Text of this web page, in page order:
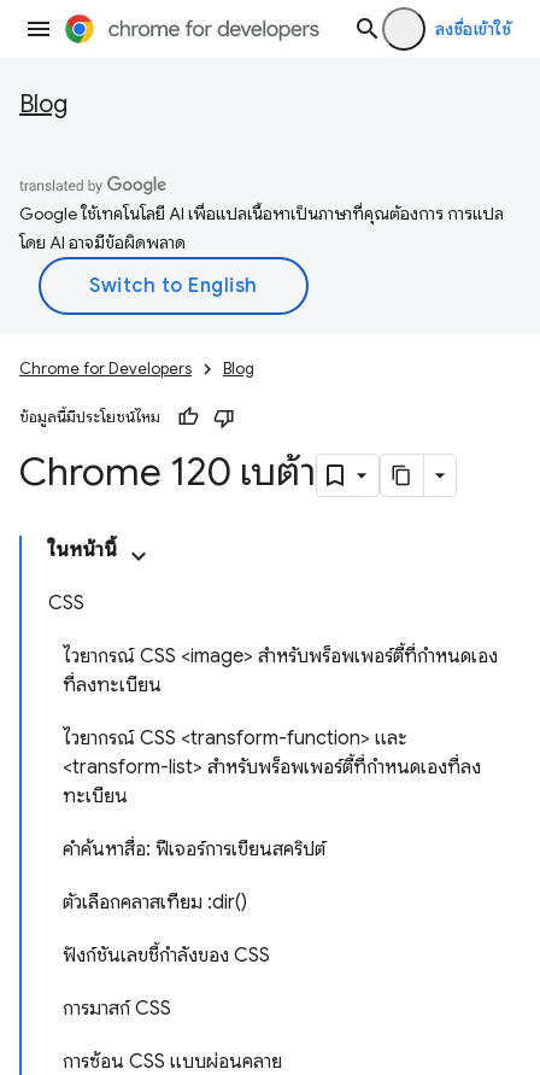
ลงชื่อเข้าใช้
Blog
Google ใช้เทคโนโลยี AI เพื่อแปลเนื้อหาเป็นภาษาที่คุณต้องการ การแปล
โดย AI อาจมีข้อผิดพลาด
Chrome for Developers Blog
ข้อมูลนี้มีประโยชน์ไหม
Chrome 120 เบต้า
ในหน้านี้
CSS
ไวยากรณ์ CSS <image> สำหรับพร็อพเพอร์ตี้ที่กำหนดเอง
ที่ลงทะเบียน
ไวยากรณ์ CSS <transform-function> และ
<transform-list> สำหรับพร็อพเพอร์ตี้ที่กำหนดเองที่ลง
ทะเบียน
คำค้นหาสื่อ: ฟีเจอร์การเขียนสคริปต์
ตัวเลือกคลาสเทียม :dir()
ฟังก์ชันเลขชี้กำลังของ CSS
การมาสก์ CSS
การซ้อน CSS แบบผ่อนคลาย